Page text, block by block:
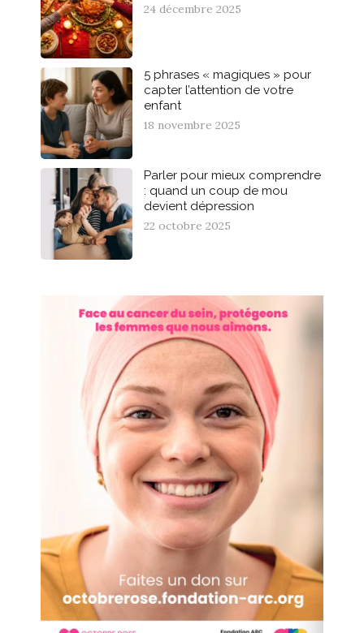
24 décembre 2025
5 phrases « magiques » pour
capter l’attention de votre
enfant
18 novembre 2025
Parler pour mieux comprendre
: quand un coup de mou
devient dépression
22 octobre 2025